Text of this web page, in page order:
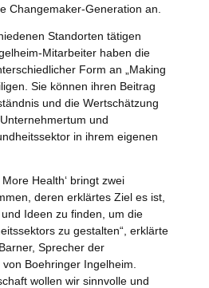
Changemaker-Generation an.
Standorten tätigen
Mitarbeiter haben die
Form an „Making
Sie können ihren Beitrag
und die Wertschätzung
und
in ihrem eigenen
More Health‘ bringt zwei
deren erklärtes Ziel es ist,
Ideen zu finden, um die
zu gestalten“, erklärte
Sprecher der
Boehringer Ingelheim.
wollen wir sinnvolle und